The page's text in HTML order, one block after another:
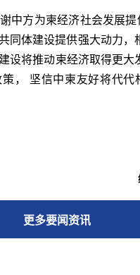
中方为柬经济社会发展
同体建设提供强大动力，
建设将推动柬经济取得更大
， 坚信中柬友好将代代
更多要闻资讯